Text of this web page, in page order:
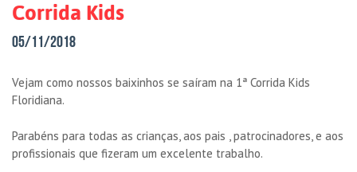
Corrida Kids
05/11/2018
Vejam como nossos baixinhos se saíram na 1ª Corrida Kids
Floridiana.
Parabéns para todas as crianças, aos pais , patrocinadores, e aos
profissionais que fizeram um excelente trabalho.